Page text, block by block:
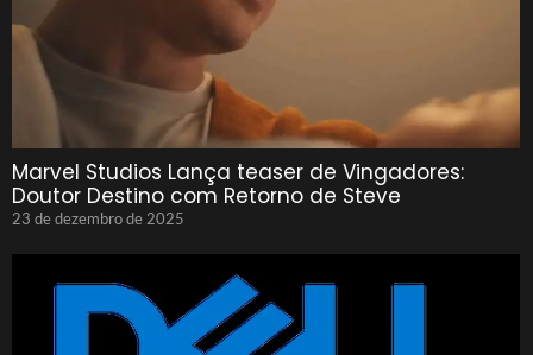
Marvel Studios Lança teaser de Vingadores:
Doutor Destino com Retorno de Steve
23 de dezembro de 2025